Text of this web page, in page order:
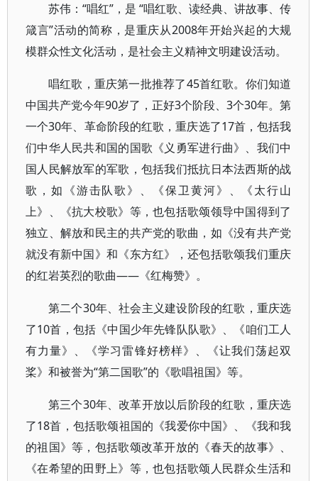
苏伟：“唱红”，是 “唱红歌、读经典、讲故事、传
箴言”活动的简称，是重庆从2008年开始兴起的大规
模群众性文化活动，是社会主义精神文明建设活动。
唱红歌，重庆第一批推荐了45首红歌。你们知道
中国共产党今年90岁了，正好3个阶段、3个30年。第
一个30年、革命阶段的红歌，重庆选了17首，包括我
们中华人民共和国的国歌《义勇军进行曲》、我们中
国人民解放军的军歌，包括我们抵抗日本法西斯的战
歌，如《游击队歌》、《保卫黄河》、《太行山
上》、《抗大校歌》等，也包括歌颂领导中国得到了
独立、解放和民主的共产党的歌曲，如《没有共产党
就没有新中国》和《东方红》，还包括歌颂我们重庆
的红岩英烈的歌曲——《红梅赞》。
第二个30年、社会主义建设阶段的红歌，重庆选
了10首，包括《中国少年先锋队队歌》、《咱们工人
有力量》、《学习雷锋好榜样》、《让我们荡起双
桨》和被誉为“第二国歌”的《歌唱祖国》等。
第三个30年、改革开放以后阶段的红歌，重庆选
了18首，包括歌颂祖国的《我爱你中国》、《我和我
的祖国》等，包括歌颂改革开放的《春天的故事》、
《在希望的田野上》等，也包括歌颂人民群众生活和